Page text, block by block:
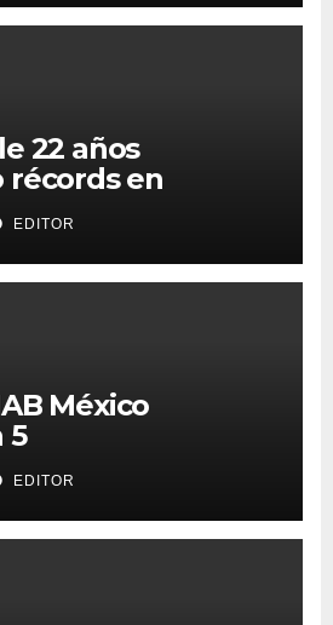
22 años
en
y adopción
EDITOR
México
5
en la
marketing y la
EDITOR